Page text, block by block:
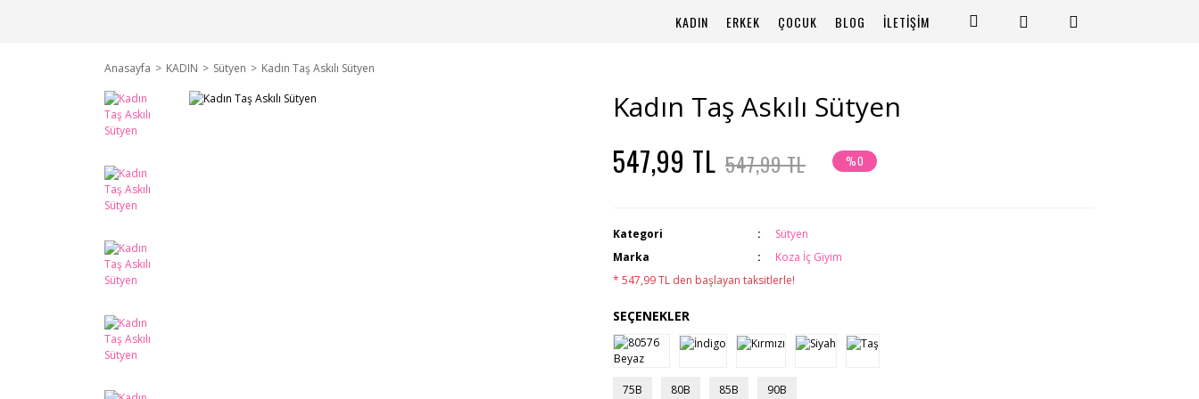
KADIN ERKEK ÇOCUK BLOG İLETİŞİM
Anasayfa KADIN Sütyen Kadın Taş Askılı Sütyen
Kadın Taş Askılı Sütyen
547,99 TL 547,99 TL %0
Kategori
Sütyen
Marka
Koza İç Giyim
* 547,99 TL den başlayan taksitlerle!
SEÇENEKLER
75B 80B 85B 90B